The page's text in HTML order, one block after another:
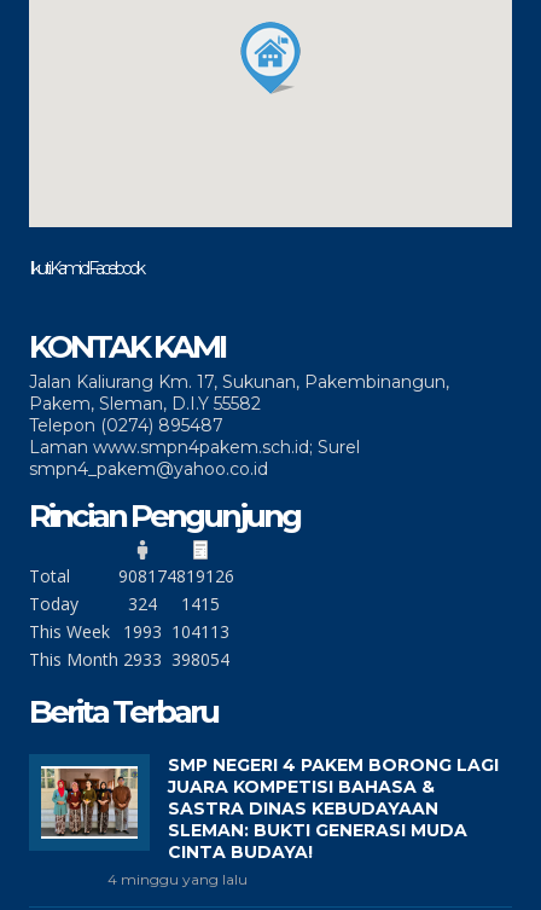
Ikuti Kami di Facebook
KONTAK KAMI
Jalan Kaliurang Km. 17, Sukunan, Pakembinangun,
Pakem, Sleman, D.I.Y 55582
Telepon (0274) 895487
Laman www.smpn4pakem.sch.id; Surel
smpn4_pakem@yahoo.co.id
Rincian Pengunjung
Total 908174819126
Today
324
1415
This Week
1993 104113
This Month 2933 398054
Berita Terbaru
SMP NEGERI 4 PAKEM BORONG LAGI
JUARA KOMPETISI BAHASA &
SASTRA DINAS KEBUDAYAAN
SLEMAN: BUKTI GENERASI MUDA
CINTA BUDAYA!
4 minggu yang lalu